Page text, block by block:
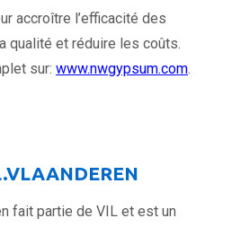
accroître l’efficacité des
qualité et réduire les coûts.
sur: www.nwgypsum.com.
fait partie de VIL et est un